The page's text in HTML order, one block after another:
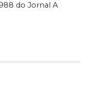
do Jornal A